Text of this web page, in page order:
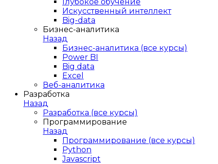
Искусственный интеллект
Big-data
Бизнес-аналитика
Назад
Бизнес-аналитика (все курсы)
Power BI
Big data
Excel
Веб-аналитика
Разработка
Назад
Разработка (все курсы)
Программирование
Назад
Программирование (все курсы)
Python
Javascript